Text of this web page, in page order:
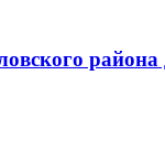
района